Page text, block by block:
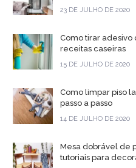
23 DE JULHO DE 2020
Como tirar adesivo
receitas caseiras
15 DE JULHO DE 2020
Como limpar piso
passo a passo
14 DE JULHO DE 2020
Mesa dobrável de
tutoriais para